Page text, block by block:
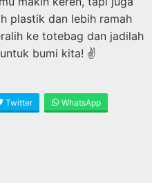
plastik dan lebih ramah
ke totebag dan jadilah
bumi kita! ✌️
Twitter WhatsApp